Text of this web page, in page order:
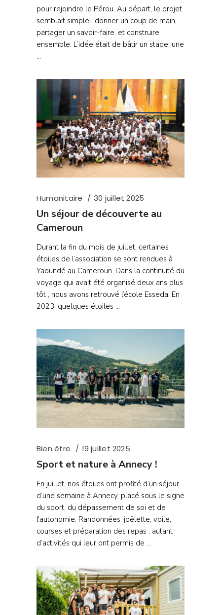
pour rejoindre le Pérou. Au départ, le projet
semblait simple : donner un coup de main,
partager un savoir-faire, et construire
ensemble. L’idée était de bâtir un stade, une
Humanitaire 30 juillet 2025
Un séjour de découverte au
Cameroun
Durant la fin du mois de juillet, certaines
étoiles de l’association se sont rendues à
Yaoundé au Cameroun. Dans la continuité du
voyage qui avait été organisé deux ans plus
tôt , nous avons retrouvé l’école Esseda. En
2023, quelques étoiles
Bien être 19 juillet 2025
Sport et nature à Annecy !
En juillet, nos étoiles ont profité d’un séjour
d’une semaine à Annecy, placé sous le signe
du sport, du dépassement de soi et de
l'autonomie. Randonnées, joëlette, voile,
courses et préparation des repas : autant
d’activités qui leur ont permis de